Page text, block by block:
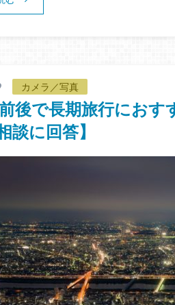
カメラ／写真
後で長期旅行にお
談に回答】